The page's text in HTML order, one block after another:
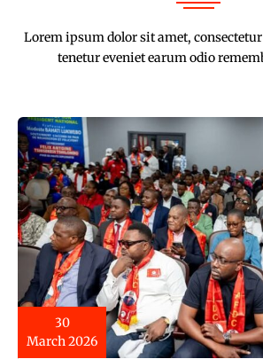
Lorem ipsum dolor sit amet,
tenetur eveniet earum odio
30
March 2026